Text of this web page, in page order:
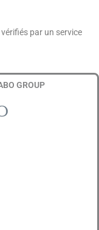
par un service
GROUP